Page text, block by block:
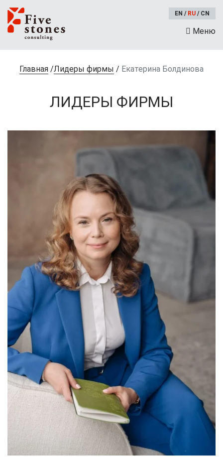
EN / RU / CN
Меню
Главная /Лидеры фирмы / Екатерина Болдинова
ЛИДЕРЫ ФИРМЫ